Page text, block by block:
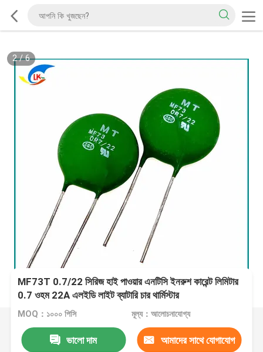
2/6
MF73T 0.7/22 সিরিজ হাই পাওয়ার এনটিসি ইনরুশ কারেন্ট লিমিটার
0.7 ওহম 22A এলইডি লাইট ব্যাটারি চার থার্মিস্টার
MOQ：১০০০ পিসি মূল্য：আলোচনাযোগ্য
ভালো দাম আমাদের সাথে যোগাযোগ